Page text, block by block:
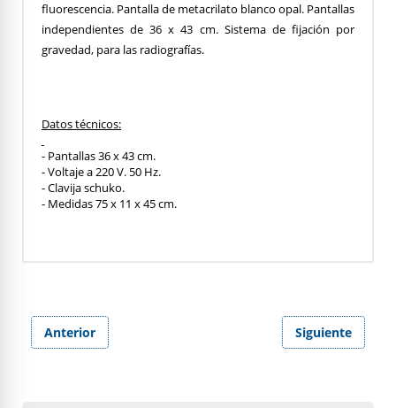
fluorescencia. Pantalla de metacrilato blanco opal. Pantallas
independientes de 36 x 43 cm. Sistema de fijación por
gravedad, para las radiografías.
Datos técnicos:
- Pantallas 36 x 43 cm.
- Voltaje a 220 V. 50 Hz.
- Clavija schuko.
- Medidas 75 x 11 x 45 cm.
Anterior Siguiente